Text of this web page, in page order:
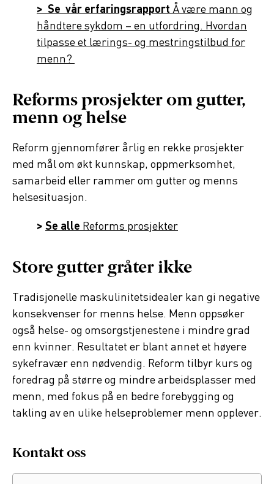
> Se vår erfaringsrapportÅ være mann og
håndtere sykdom – en utfordring. Hvordan
tilpasse et lærings- og mestringstilbud for
menn?
Reforms prosjekter om gutter,
menn og helse
Reform gjennomfører årlig en rekke prosjekter
med mål om økt kunnskap, oppmerksomhet,
samarbeid eller rammer om gutter og menns
helsesituasjon.
>Se alleReforms prosjekter
Store gutter gråter ikke
Tradisjonelle maskulinitetsidealer kan gi negative
konsekvenser for menns helse. Menn oppsøker
også helse- og omsorgstjenestene i mindre grad
enn kvinner. Resultatet er blant annet et høyere
sykefravær enn nødvendig. Reform tilbyr kurs og
foredrag på større og mindre arbeidsplasser med
menn, med fokus på en bedre forebygging og
takling av en ulike helseproblemer menn opplever.
Kontakt oss